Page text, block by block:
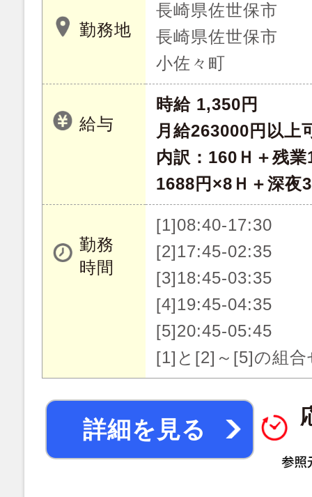
勤務地
長崎県佐世保市
長崎県佐世保市
小佐々町
給与
時給 1,350円
月給263000円以上
内訳：160Ｈ＋残
1688円×8Ｈ＋深夜
勤務
時間
[1]08:40-17:30
[2]17:45-02:35
[3]18:45-03:35
[4]19:45-04:35
[5]20:45-05:45
[1]と[2]～[5]の組合
詳細を見る